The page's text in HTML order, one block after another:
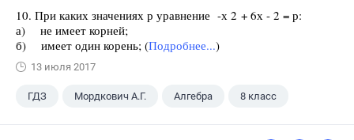
10. При каких значениях р уравнение -х 2 + 6х - 2 = р:
а) не имеет корней;
б) имеет один корень; (Подробнее...)
13 июля 2017
ГДЗ Мордкович А.Г. Алгебра 8 класс